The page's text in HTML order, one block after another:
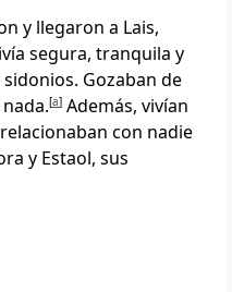
y llegaron a Lais,
segura, tranquila y
Gozaban de
[a] Además, vivían
con nadie
y Estaol, sus